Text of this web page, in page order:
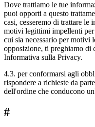
Dove trattiamo le tue
puoi opporti a questo
casi, cesseremo di trattare le
motivi legittimi impellenti
cui sia necessario per motivi
opposizione, ti preghiamo di
Informativa sulla Privacy.
4.3. per conformarsi agli
rispondere a richieste da
dell'ordine che conducono
#